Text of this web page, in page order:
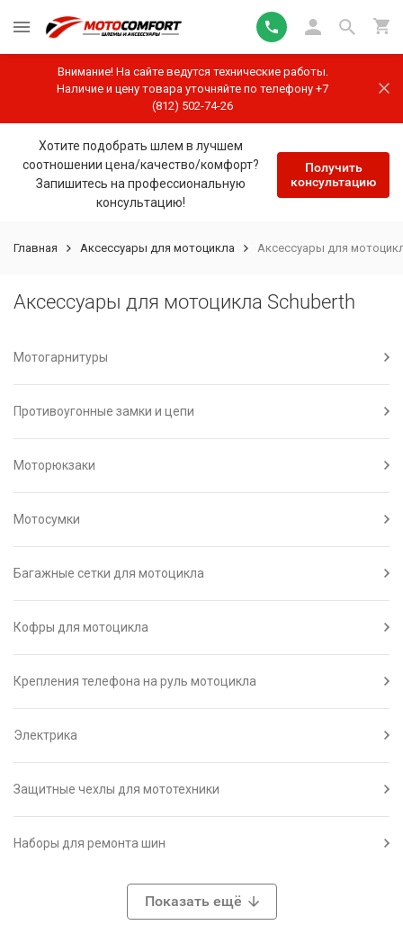
Внимание! На сайте ведутся технические работы.
Наличие и цену товара уточняйте по телефону +7
(812) 502-74-26
Хотите подобрать шлем в лучшем
соотношении цена/качество/комфорт?
Запишитесь на профессиональную
консультацию!
Получить
консультацию
Главная Аксессуары для мотоцикла Аксессуары для
Аксессуары для мотоцикла Schuberth
Мотогарнитуры
Противоугонные замки и цепи
Моторюкзаки
Мотосумки
Багажные сетки для мотоцикла
Кофры для мотоцикла
Крепления телефона на руль мотоцикла
Электрика
Защитные чехлы для мототехники
Наборы для ремонта шин
Показать ещё